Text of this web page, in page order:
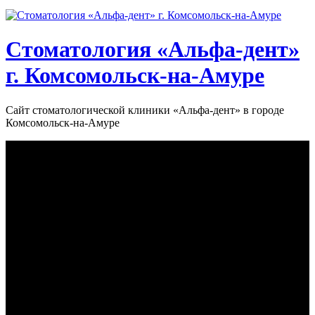
Стоматология «‎Альфа-дент»‎
г. Комсомольск-на-Амуре
Сайт стоматологической клиники «‎Альфа-дент» в городе
Комсомольск-на-Амуре